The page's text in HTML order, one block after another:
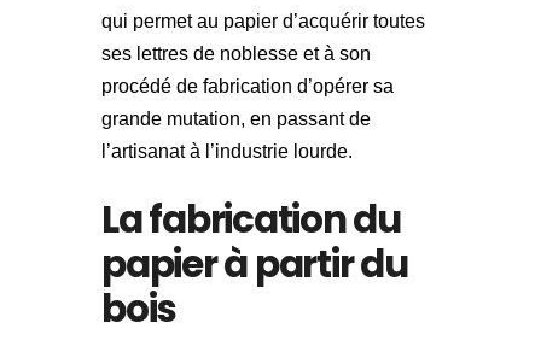
qui permet au papier d’acquérir toutes
ses lettres de noblesse et à son
procédé de fabrication d’opérer sa
grande mutation, en passant de
l’artisanat à l’industrie lourde.
La fabrication du
papier à partir du
bois